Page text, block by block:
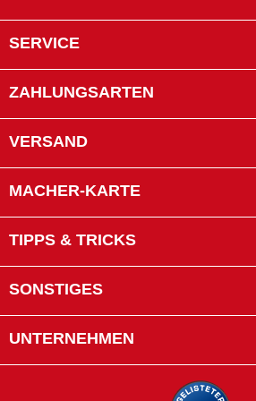
SERVICE
ZAHLUNGSARTEN
VERSAND
MACHER-KARTE
TIPPS & TRICKS
SONSTIGES
UNTERNEHMEN